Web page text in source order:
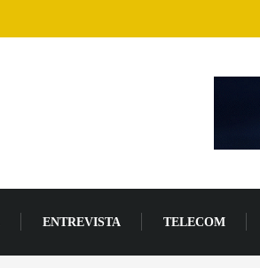
ENTREVISTA TELECOM